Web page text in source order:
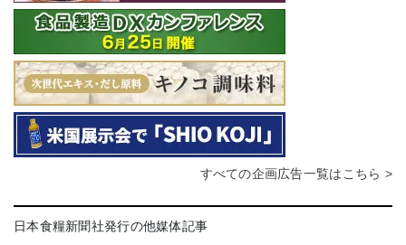
すべての企画広告一覧はこちら >
日本食糧新聞社発行の他媒体記事